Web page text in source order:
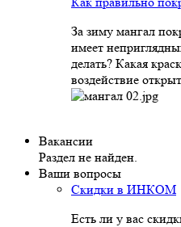
За зиму мангал
имеет
делать? Какая
воздействие
Вакансии
Раздел не найден.
Ваши вопросы
Скидки в ИНКОМ
Есть ли у вас